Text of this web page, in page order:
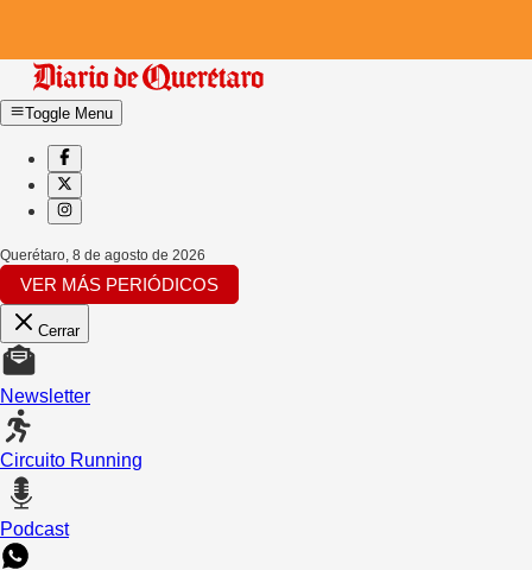
Toggle Menu
Querétaro, 8 de agosto de 2026
VER MÁS PERIÓDICOS
Cerrar
Newsletter
Circuito Running
Podcast